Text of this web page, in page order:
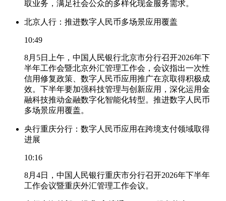
取业务，满足社会公众的多样化现金服务需求。
北京人行：推进数字人民币多场景应用覆盖
10:49
8月5日上午，中国人民银行北京市分行召开2026年下
半年工作会暨北京外汇管理工作会，会议指出一次性
信用修复政策、数字人民币应用推广在京取得积极成
效。下半年要加强科技管理与创新应用，深化运用金
融科技推动金融数字化智能化转型。推进数字人民币
多场景应用覆盖。
央行重庆分行：数字人民币应用在跨境支付领域取得
进展
10:16
8月4日，中国人民银行重庆市分行召开2026年下半年
工作会议暨重庆外汇管理工作会议。